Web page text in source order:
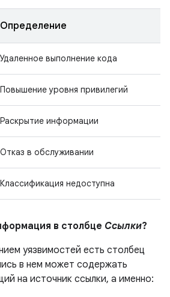
Определение
Удаленное выполнение кода
Повышение уровня привилегий
Раскрытие информации
Отказ в обслуживании
Классификация недоступна
в столбце Ссылки?
уязвимостей есть столбец
в нем может содержать
на источник ссылки, а именно: